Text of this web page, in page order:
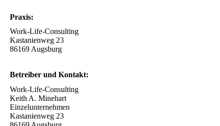
Praxis:
Work-Life-Consulting
Kastanienweg 23
86169 Augsburg
Betreiber und Kontakt:
Work-Life-Consulting
Keith A. Minehart
Einzelunternehmen
Kastanienweg 23